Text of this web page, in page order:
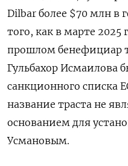
Dilbar более $70 млн в
того, как в марте 2025
прошлом бенефициар
Гульбахор Исмаилова
санкционного списка
название траста не
основанием для
Усмановым.